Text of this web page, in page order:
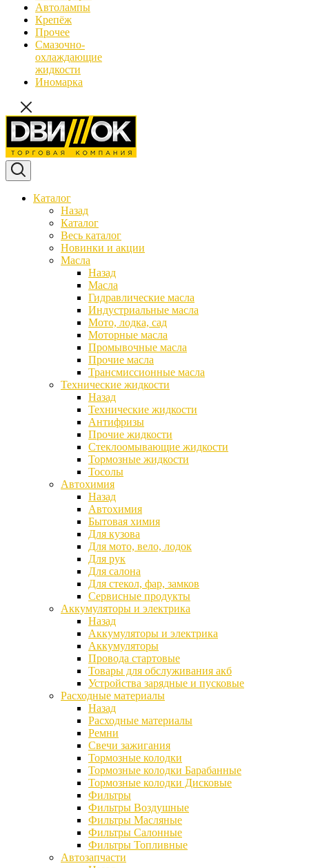
Автолампы
Крепёж
Прочее
Смазочно-
охлаждающие
жидкости
Иномарка
Каталог
Назад
Каталог
Весь каталог
Новинки и акции
Масла
Назад
Масла
Гидравлические масла
Индустриальные масла
Мото, лодка, сад
Моторные масла
Промывочные масла
Прочие масла
Трансмиссионные масла
Технические жидкости
Назад
Технические жидкости
Антифризы
Прочие жидкости
Стеклоомывающие жидкости
Тормозные жидкости
Тосолы
Автохимия
Назад
Автохимия
Бытовая химия
Для кузова
Для мото, вело, лодок
Для рук
Для салона
Для стекол, фар, замков
Сервисные продукты
Аккумуляторы и электрика
Назад
Аккумуляторы и электрика
Аккумуляторы
Провода стартовые
Товары для обслуживания акб
Устройства зарядные и пусковые
Расходные материалы
Назад
Расходные материалы
Ремни
Свечи зажигания
Тормозные колодки
Тормозные колодки Барабанные
Тормозные колодки Дисковые
Фильтры
Фильтры Воздушные
Фильтры Масляные
Фильтры Салонные
Фильтры Топливные
Автозапчасти